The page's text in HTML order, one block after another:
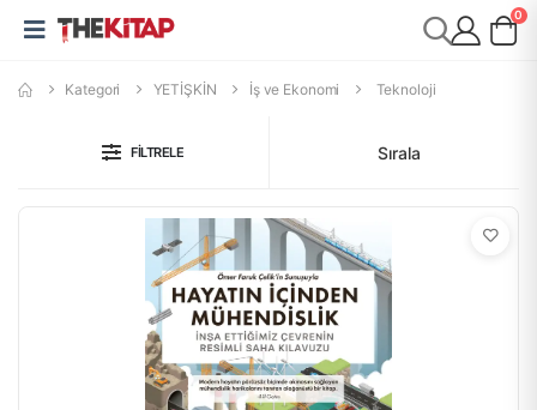
0
Kategori YETİŞKİN İş ve Ekonomi Teknoloji
FILTRELE Sırala